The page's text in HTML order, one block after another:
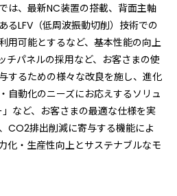
は、最新NC装置の搭載、背面主軸
るLFV（低周波振動切削）技術での
可能とするなど、基本性能の向上
チパネルの採用など、お客さまの使
するための様々な改良を施し、進化
自動化のニーズにお応えするソリュ
など、お客さまの最適な仕様を実
CO2排出削減に寄与する機能によ
化・生産性向上とサステナブルなモ